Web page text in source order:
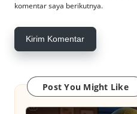
komentar saya berikutnya.
Post You Might Like